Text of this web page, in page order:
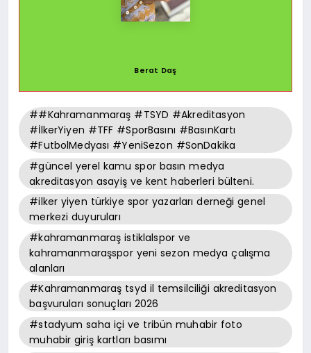
Berat Daş
##Kahramanmaraş #TSYD #Akreditasyon
#İlkerYiyen #TFF #SporBasını #BasınKartı
#FutbolMedyası #YeniSezon #SonDakika
#güncel yerel kamu spor basın medya
akreditasyon asayiş ve kent haberleri bülteni.
#ilker yiyen türkiye spor yazarları derneği genel
merkezi duyuruları
#kahramanmaraş istiklalspor ve
kahramanmaraşspor yeni sezon medya çalışma
alanları
#Kahramanmaraş tsyd il temsilciliği akreditasyon
başvuruları sonuçları 2026
#stadyum saha içi ve tribün muhabir foto
muhabir giriş kartları basımı